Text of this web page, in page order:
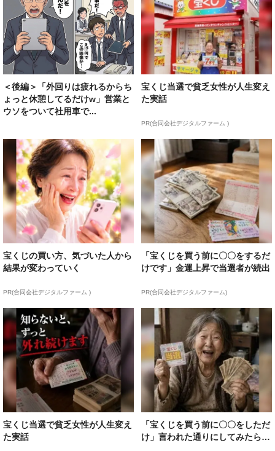
＜後編＞「外回りは疲れるからち
ょっと休憩してるだけw」営業と
ウソをついて社用車で...
宝くじ当選で貧乏女性が人生変え
た実話
PR(合同会社デジタルファーム )
宝くじの買い方、気づいた人から
結果が変わっていく
PR(合同会社デジタルファーム )
「宝くじを買う前に〇〇をするだ
けです」金運上昇で当選者が続出
PR(合同会社デジタルファーム)
宝くじ当選で貧乏女性が人生変え
た実話
「宝くじを買う前に〇〇をしただ
け」言われた通りにしてみたら…